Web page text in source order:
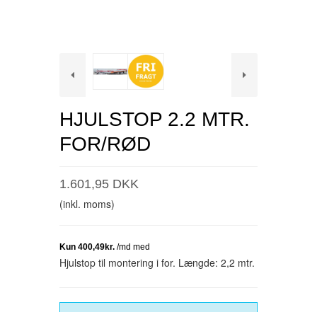
HJULSTOP 2.2 MTR.
FOR/RØD
1.601,95 DKK
(inkl. moms)
Hjulstop til montering i for. Længde: 2,2 mtr.